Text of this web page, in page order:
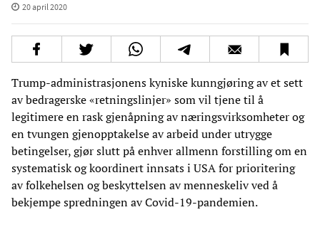
20 april 2020
Trump-administrasjonens kyniske kunngjøring av et sett
av bedragerske «retningslinjer» som vil tjene til å
legitimere en rask gjenåpning av næringsvirksomheter og
en tvungen gjenopptakelse av arbeid under utrygge
betingelser, gjør slutt på enhver allmenn forstilling om en
systematisk og koordinert innsats i USA for prioritering
av folkehelsen og beskyttelsen av menneskeliv ved å
bekjempe spredningen av Covid-19-pandemien.